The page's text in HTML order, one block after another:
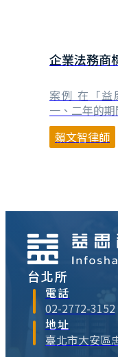
只是中小型
跨業經營，
有需要再來
企業法務商
己的商標認
案例 在「益
一、二年的
墊並持續研發
牌終於成功
定某一個商
賴文智律師
台北所
電話
02-2772-3152
地址
臺北市大安區